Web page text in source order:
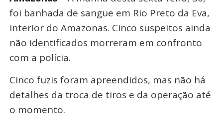
foi banhada de sangue em Rio Preto da Eva,
interior do Amazonas. Cinco suspeitos ainda
não identificados morreram em confronto
com a polícia.
Cinco fuzis foram apreendidos, mas não há
detalhes da troca de tiros e da operação até
o momento.